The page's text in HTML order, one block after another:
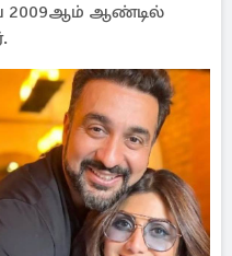
2009ஆம் ஆண்டில்